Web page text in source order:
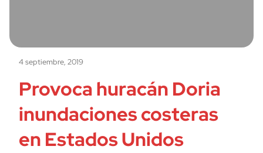
4 septiembre, 2019
Provoca huracán Doria
inundaciones costeras
en Estados Unidos